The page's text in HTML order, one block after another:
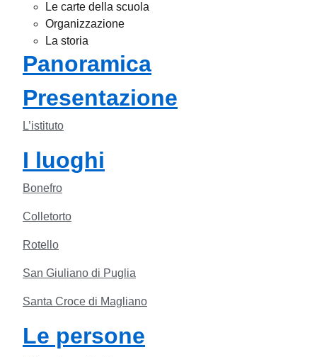
Le carte della scuola
Organizzazione
La storia
Panoramica
Presentazione
L’istituto
I luoghi
Bonefro
Colletorto
Rotello
San Giuliano di Puglia
Santa Croce di Magliano
Le persone